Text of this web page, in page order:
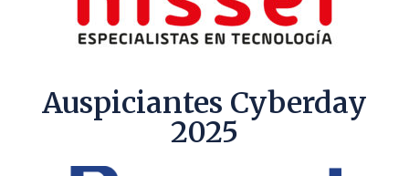
Auspiciantes Cyberday
2025